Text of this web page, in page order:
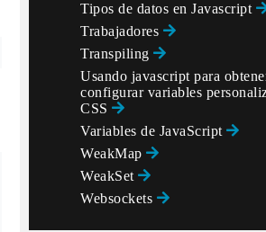
Tipos de datos en Javascript
Trabajadores
Transpiling
Usando javascript para
configurar variables
CSS
Variables de JavaScript
WeakMap
WeakSet
Websockets